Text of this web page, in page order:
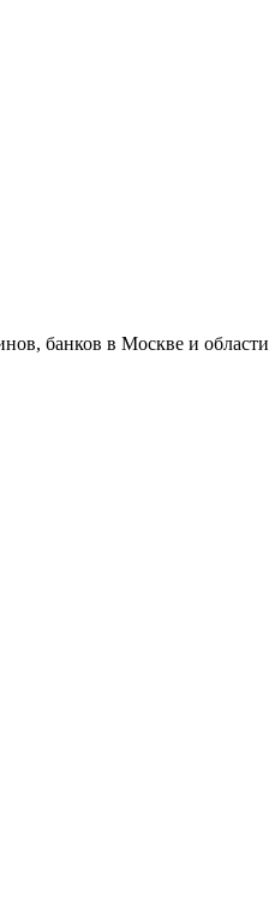
банков в Москве и области